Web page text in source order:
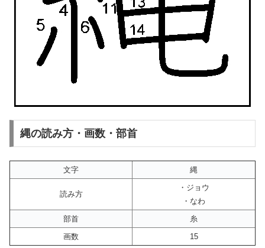
縄の読み方・画数・部首
文字 縄
読み方
・ジョウ
・なわ
部首
糸
画数
15